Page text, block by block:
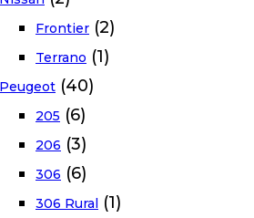
Frontier (2)
Terrano (1)
Peugeot (40)
205 (6)
206 (3)
306 (6)
306 Rural (1)